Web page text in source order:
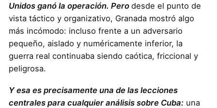
Unidos ganó la operación. Pero desde el punto de
vista táctico y organizativo, Granada mostró algo
más incómodo: incluso frente a un adversario
pequeño, aislado y numéricamente inferior, la
guerra real continuaba siendo caótica, friccional y
peligrosa.
Y esa es precisamente una de las lecciones
centrales para cualquier análisis sobre Cuba: una